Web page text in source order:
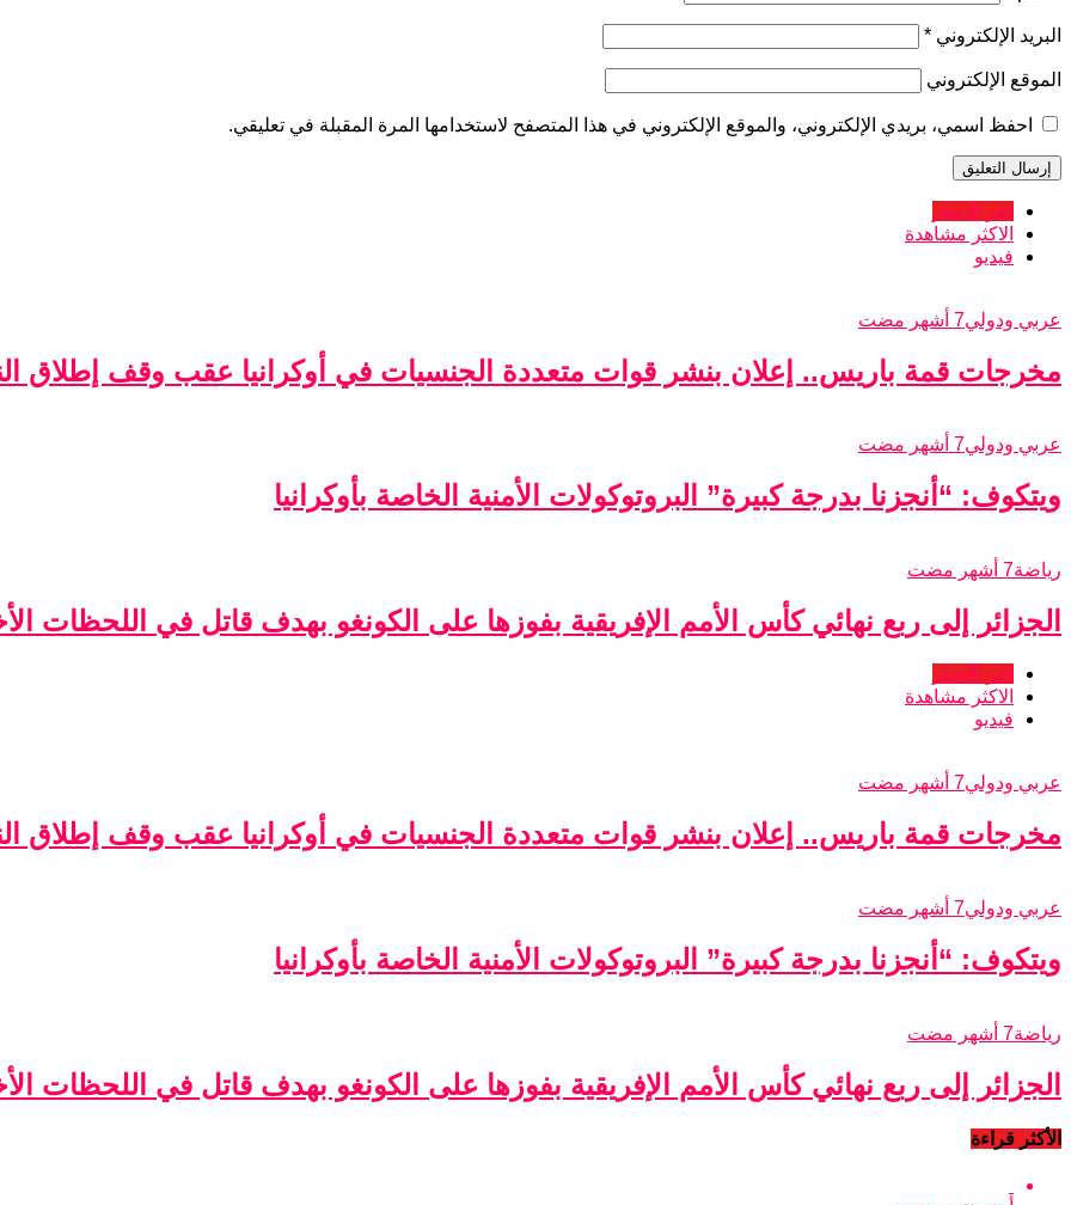
البريد الإلكتروني *
الموقع الإلكتروني
احفظ اسمي، بريدي الإلكتروني، والموقع الإلكتروني في هذا المتصفح لاستخدامها المرة المقبلة في تعليقي.
اخر الاخبار
الاكثر مشاهدة
فيديو
عربي ودولي7 أشهر مضت
مخرجات قمة باريس.. إعلان بنشر قوات متعددة الجنسيات في أوكرانيا عقب وقف إطلاق
عربي ودولي7 أشهر مضت
ويتكوف: “أنجزنا بدرجة كبيرة” البروتوكولات الأمنية الخاصة بأوكرانيا
رياضة7 أشهر مضت
الجزائر إلى ربع نهائي كأس الأمم الإفريقية بفوزها على الكونغو بهدف قاتل في اللحظات
اخر الاخبار
الاكثر مشاهدة
فيديو
عربي ودولي7 أشهر مضت
مخرجات قمة باريس.. إعلان بنشر قوات متعددة الجنسيات في أوكرانيا عقب وقف إطلاق
عربي ودولي7 أشهر مضت
ويتكوف: “أنجزنا بدرجة كبيرة” البروتوكولات الأمنية الخاصة بأوكرانيا
رياضة7 أشهر مضت
الجزائر إلى ربع نهائي كأس الأمم الإفريقية بفوزها على الكونغو بهدف قاتل في اللحظات
الأكثر قراءة